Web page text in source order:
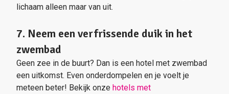
lichaam alleen maar van uit.
7. Neem een verfrissende duik in het
zwembad
Geen zee in de buurt? Dan is een hotel met zwembad
een uitkomst. Even onderdompelen en je voelt je
meteen beter! Bekijk onze hotels met